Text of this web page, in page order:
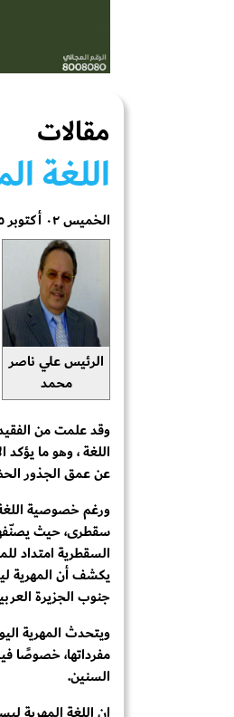
مقالات
اللغة
الخميس ٠٢ أكتوبر ٢٠٢٥ الساعة ١٢:٥٠ مساءً
الرئيس علي ناصر
محمد
وقد علمت من
اللغة ، وهو ما يؤكد
عن عمق الجذور
ورغم خصوصية اللغة
سقطرى، حيث
السقطرية امتداد
يكشف أن المهرية
جنوب الجزيرة
ويتحدث المهرية
مفرداتها، خصوصًا
السنين.